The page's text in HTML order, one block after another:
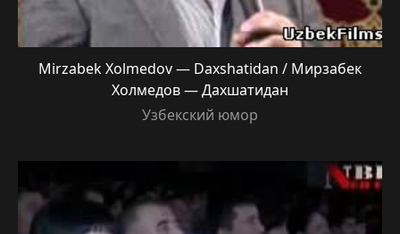
Mirzabek Xolmedov — Daxshatidan / Мирзабек
Холмедов — Дахшатидан
Узбекский юмор